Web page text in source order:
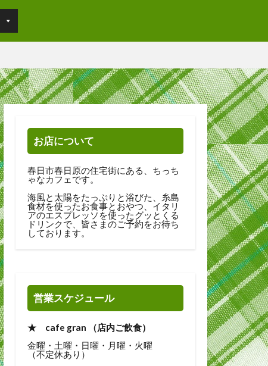
お店について
春日市春日原の住宅街にある、ちっち
ゃなカフェです。
海風と太陽をたっぷりと浴びた、糸島
食材を使ったお食事とおやつ、イタリ
アのエスプレッソを使ったグッとくる
ドリンクで、皆さまのご予約をお待ち
しております。
営業スケジュール
★ cafe gran （店内ご飲食）
金曜・土曜・日曜・月曜・火曜
（不定休あり）